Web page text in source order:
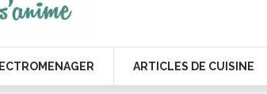
ARTICLES DE CUISINE